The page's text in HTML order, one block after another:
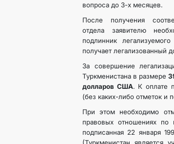
вопроса до 3-х месяцев.
После получения
отдела заявителю
подлинник
получает легализованный
За совершение
Туркменистана в размере
долларов США. К оплате
(без каких-либо отметок и
При этом необходимо
правовых отношениях
подписанная 22 января